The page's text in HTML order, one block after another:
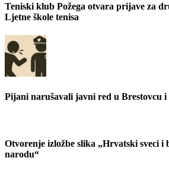
Teniski klub Požega otvara prijave za
Ljetne škole tenisa
Pijani narušavali javni red u Brestovcu i
Otvorenje izložbe slika „Hrvatski sveci i
narodu“